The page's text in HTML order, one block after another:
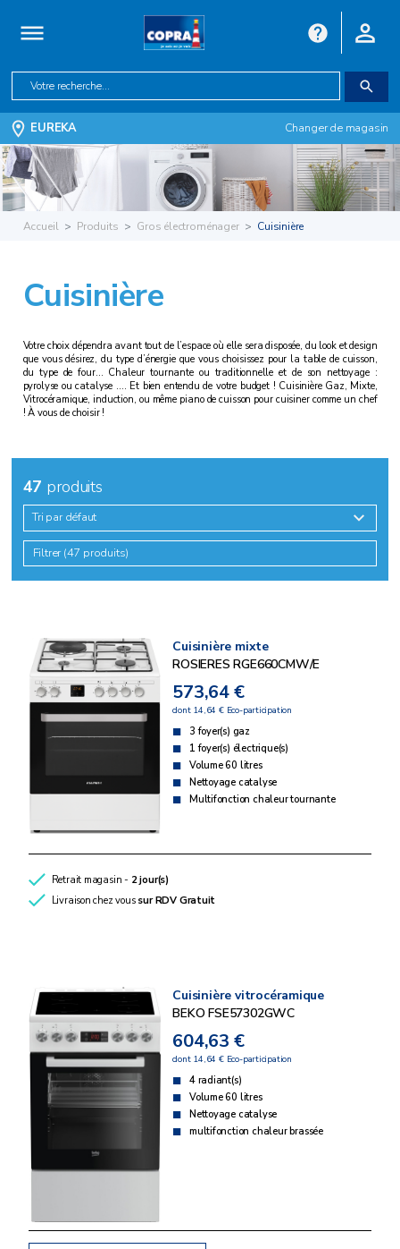
EUREKA Changer de magasin
Accueil Produits Gros électroménager Cuisinière
Cuisinière
Votre choix dépendra avant tout de l’espace où elle sera disposée, du look et design
que vous désirez, du type d’énergie que vous choisissez pour la table de cuisson,
du type de four… Chaleur tournante ou traditionnelle et de son nettoyage :
pyrolyse ou catalyse …. Et bien entendu de votre budget ! Cuisinière Gaz, Mixte,
Vitrocéramique, induction, ou même piano de cuisson pour cuisiner comme un chef
! À vous de choisir !
47 produits
Tri par défaut
Filtrer (47 produits)
Cuisinière mixte
ROSIERES RGE660CMW/E
573,64 €
dont 14,64 € Eco-participation
3 foyer(s) gaz
1 foyer(s) électrique(s)
Volume 60 litres
Nettoyage catalyse
Multifonction chaleur tournante
Retrait magasin - 2 jour(s)
Livraison chez vous sur RDV Gratuit
Cuisinière vitrocéramique
BEKO FSE57302GWC
604,63 €
dont 14,64 € Eco-participation
4 radiant(s)
Volume 60 litres
Nettoyage catalyse
multifonction chaleur brassée